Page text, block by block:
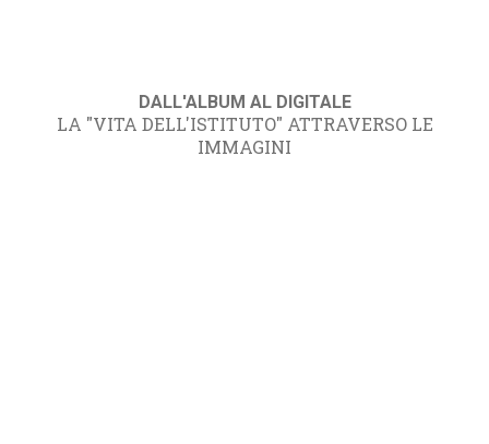
DALL'ALBUM AL DIGITALE
LA "VITA DELL'ISTITUTO" ATTRAVERSO LE
IMMAGINI